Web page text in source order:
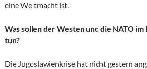
eine Weltmacht ist.
Was sollen der Westen und die NATO
tun?
Die Jugoslawienkrise hat nicht gestern